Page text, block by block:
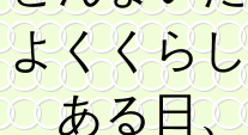
よくくら
ある日、